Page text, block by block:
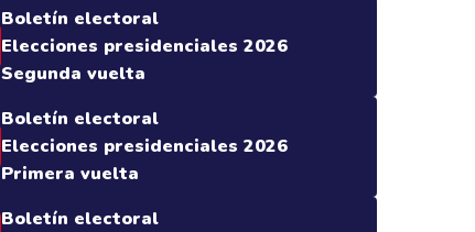
Boletín electoral
Elecciones presidenciales 2026
Segunda vuelta
Boletín electoral
Elecciones presidenciales 2026
Primera vuelta
Boletín electoral